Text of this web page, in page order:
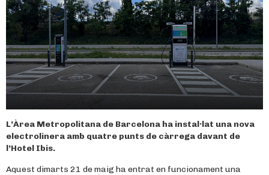
L’Àrea Metropolitana de Barcelona ha instal·lat una nova
electrolinera amb quatre punts de càrrega davant de
l’Hotel Ibis.
Aquest dimarts 21 de maig ha entrat en funcionament una